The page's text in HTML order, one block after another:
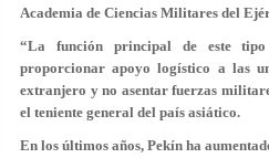
Academia de Ciencias Militares del
“La función principal de este
proporcionar apoyo logístico a las
extranjero y no asentar fuerzas
el teniente general del país asiático.
En los últimos años, Pekín ha